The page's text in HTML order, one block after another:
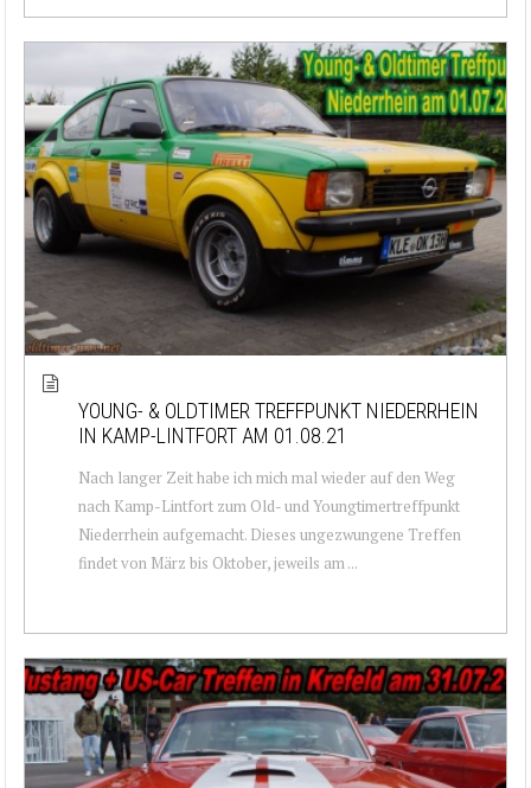
YOUNG- & OLDTIMER TREFFPUNKT NIEDERRHEIN
IN KAMP-LINTFORT AM 01.08.21
Nach langer Zeit habe ich mich mal wieder auf den Weg
nach Kamp-Lintfort zum Old- und Youngtimertreffpunkt
Niederrhein aufgemacht. Dieses ungezwungene Treffen
findet von März bis Oktober, jeweils am ...